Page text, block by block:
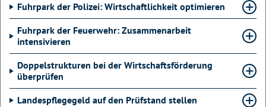
Fuhrpark der Polizei: Wirtschaftlichkeit optimieren
Fuhrpark der Feuerwehr: Zusammenarbeit
intensivieren
Doppelstrukturen bei der Wirtschaftsförderung
überprüfen
Landespflegegeld auf den Prüfstand stellen